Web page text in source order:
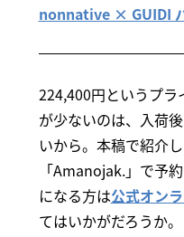
nonnative × GUIDI
224,400円というプ
が少ないのは、入荷
いから。本稿で紹介
「Amanojak.」で予
になる方は公式オン
てはいかがだろうか。